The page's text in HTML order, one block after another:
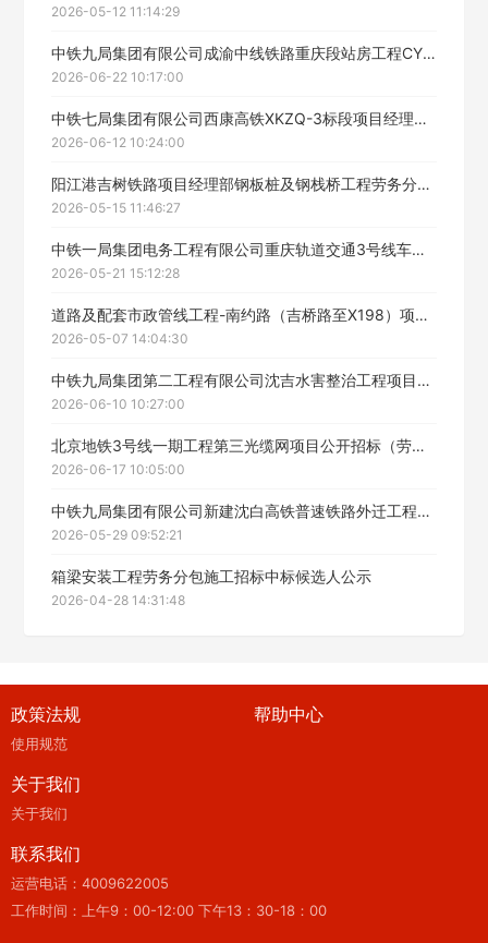
2026-05-12 11:14:29
中铁九局集团有限公司成渝中线铁路重庆段站房工程CYCQZF-2标项目附属房屋装饰装修工程劳务分包中标候选人公示
2026-06-22 10:17:00
中铁七局集团有限公司西康高铁XKZQ-3标段项目经理部柞水西站站台装修工程劳务招标中标候选人公示
2026-06-12 10:24:00
阳江港吉树铁路项目经理部钢板桩及钢栈桥工程劳务分包施工招标中标候选人公示
2026-05-15 11:46:27
中铁一局集团电务工程有限公司重庆轨道交通3号线车站墙砖等设施专项维修委外项目劳务分包中标候选人公示
2026-05-21 15:12:28
道路及配套市政管线工程-南约路（吉桥路至X198）项目道路、排水工程劳务分包中标公示
2026-05-07 14:04:30
中铁九局集团第二工程有限公司沈吉水害整治工程项目西阳隧道劳务工程中标候选人公示
2026-06-10 10:27:00
北京地铁3号线一期工程第三光缆网项目公开招标（劳务分包）中标候选人公示
2026-06-17 10:05:00
中铁九局集团有限公司新建沈白高铁普速铁路外迁工程人行步道板与硬化面工程劳务分包中标候选人公示
2026-05-29 09:52:21
箱梁安装工程劳务分包施工招标中标候选人公示
2026-04-28 14:31:48
政策法规
使用规范
帮助中心
关于我们
关于我们
联系我们
运营电话：4009622005
工作时间：上午9：00-12:00 下午13：30-18：00